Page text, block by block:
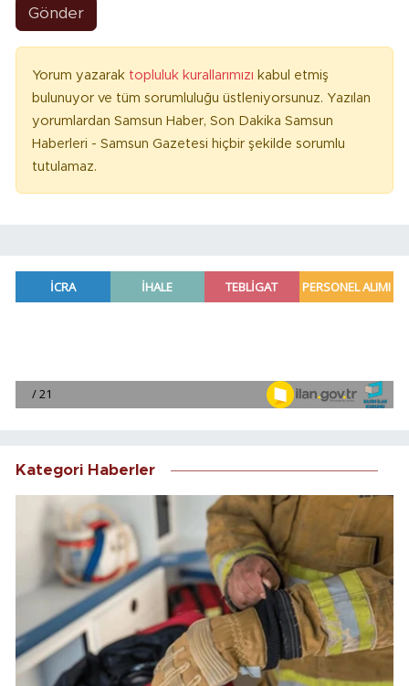
Gönder
Yorum yazarak topluluk kurallarımızı kabul etmiş
bulunuyor ve tüm sorumluluğu üstleniyorsunuz. Yazılan
yorumlardan Samsun Haber, Son Dakika Samsun
Haberleri - Samsun Gazetesi hiçbir şekilde sorumlu
tutulamaz.
Kategori Haberler